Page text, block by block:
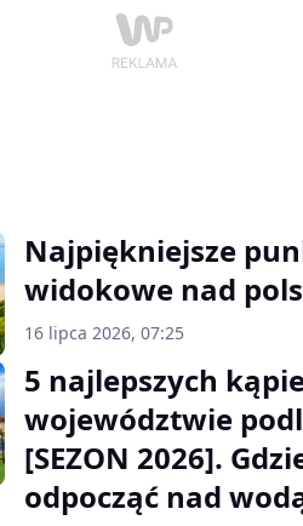
Najpiękniejsze
widokowe nad
16 lipca 2026, 07:25
5 najlepszych
województwie
[SEZON 2026].
odpocząć nad